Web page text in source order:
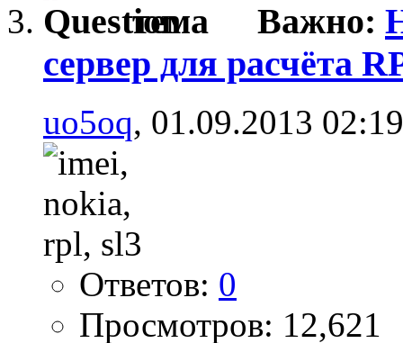
Важно:
сервер для расчёта
uo5oq, 01.09.2013 02:19
Ответов: 0
Просмотров: 12,621